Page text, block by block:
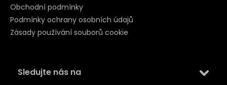
Obchodní podmínky
Podmínky ochrany osobních údajů
Zásady používání souborů cookie
Sledujte nás na